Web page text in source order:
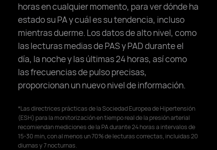
horas en cualquier momento, para ver dónde ha
estado su PA y cuál es su tendencia, incluso
mientras duerme. Los datos de alto nivel, como
las lecturas medias de PAS y PAD durante el
día, la noche y las últimas 24 horas, así como
las frecuencias de pulso precisas,
proporcionan un nuevo nivel de información.
*Las directrices prácticas de la Sociedad Europea de Hipertensión
(ESH) para la monitorización en tiempo real de la presión arterial
recomiendan mediciones de la PA durante 24 horas a intervalos de
15-30 min, con al menos un 70% de lecturas correctas, incluidas 20
diurnas y 7 nocturnas.